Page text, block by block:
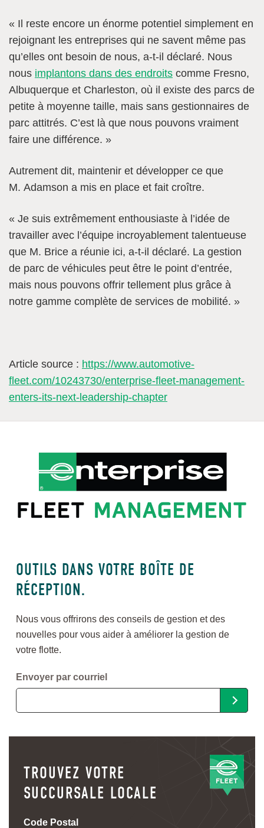
« Il reste encore un énorme potentiel simplement en
rejoignant les entreprises qui ne savent même pas
qu’elles ont besoin de nous, a-t-il déclaré. Nous
nous implantons dans des endroits comme Fresno,
Albuquerque et Charleston, où il existe des parcs de
petite à moyenne taille, mais sans gestionnaires de
parc attitrés. C’est là que nous pouvons vraiment
faire une différence. »
Autrement dit, maintenir et développer ce que
M. Adamson a mis en place et fait croître.
« Je suis extrêmement enthousiaste à l’idée de
travailler avec l’équipe incroyablement talentueuse
que M. Brice a réunie ici, a-t-il déclaré. La gestion
de parc de véhicules peut être le point d’entrée,
mais nous pouvons offrir tellement plus grâce à
notre gamme complète de services de mobilité. »
Article source : https://www.automotive-
fleet.com/10243730/enterprise-fleet-management-
enters-its-next-leadership-chapter
OUTILS DANS VOTRE BOÎTE DE
RÉCEPTION.
Nous vous offrirons des conseils de gestion et des
nouvelles pour vous aider à améliorer la gestion de
votre flotte.
Envoyer par courriel
TROUVEZ VOTRE
SUCCURSALE LOCALE
Code Postal